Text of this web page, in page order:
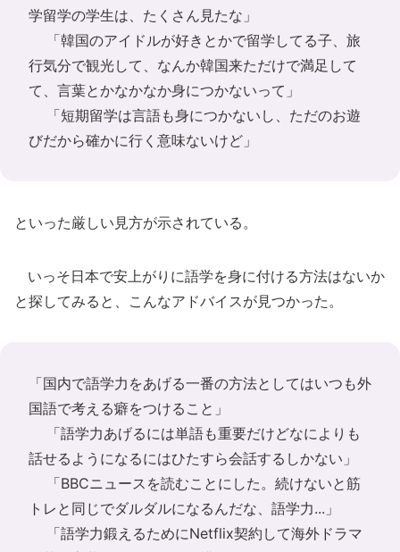
学留学の学生は、たくさん見たな」
「韓国のアイドルが好きとかで留学してる子、旅
行気分で観光して、なんか韓国来ただけで満足して
て、言葉とかなかなか身につかないって」
「短期留学は言語も身につかないし、ただのお遊
びだから確かに行く意味ないけど」
といった厳しい見方が示されている。
いっそ日本で安上がりに語学を身に付ける方法はないか
と探してみると、こんなアドバイスが見つかった。
「国内で語学力をあげる一番の方法としてはいつも外
国語で考える癖をつけること」
「語学力あげるには単語も重要だけどなによりも
話せるようになるにはひたすら会話するしかない」
「BBCニュースを読むことにした。続けないと筋
トレと同じでダルダルになるんだな、語学力...」
「語学力鍛えるためにNetflix契約して海外ドラマ